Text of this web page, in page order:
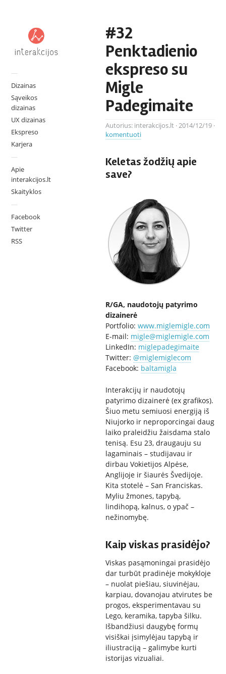
—
Dizainas
Sąveikos
dizainas
UX dizainas
Ekspreso
Karjera
—
Apie
interakcijos.lt
Skaityklos
—
Facebook
Twitter
RSS
#32
Penktadienio
ekspreso su
Migle
Padegimaite
Autorius: interakcijos.lt·2014/12/19·
komentuoti
Keletas žodžių apie
save?
R/GA, naudotojų patyrimo
dizainerė
Portfolio: www.miglemigle.com
E-mail: migle@miglemigle.com
LinkedIn: miglepadegimaite
Twitter: @miglemiglecom
Facebook: baltamigla
Interakcijų ir naudotojų
patyrimo dizainerė (ex grafikos).
Šiuo metu semiuosi energiją iš
Niujorko ir neproporcingai daug
laiko praleidžiu žaisdama stalo
tenisą. Esu 23, draugauju su
lagaminais – studijavau ir
dirbau Vokietijos Alpėse,
Anglijoje ir šiaurės Švedijoje.
Kita stotelė – San Franciskas.
Myliu žmones, tapybą,
lindihopą, kalnus, o ypač –
nežinomybę.
Kaip viskas prasidėjo?
Viskas pasąmoningai prasidėjo
dar turbūt pradinėje mokykloje
– nuolat piešiau, siuvinėjau,
karpiau, dovanojau atvirutes be
progos, eksperimentavau su
Lego, keramika, tapyba šilku.
Išbandžiusi daugybę formų
visiškai įsimylėjau tapybą ir
iliustraciją – galimybe kurti
istorijas vizualiai.